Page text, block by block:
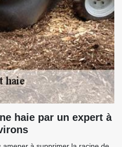
haie par un expert à